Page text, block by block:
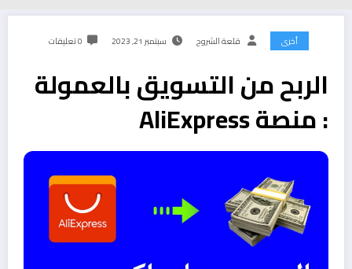
أخرى قلعة الشروح سبتمبر 21, 2023 0 تعليقات
الربح من التسويق بالعمولة
: منصة AliExpress